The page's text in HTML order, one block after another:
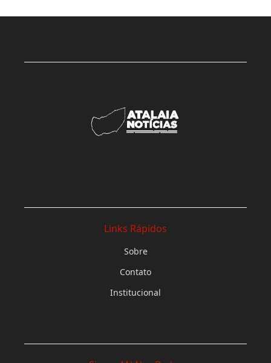
Links Rápidos
Sobre
Contato
Institucional